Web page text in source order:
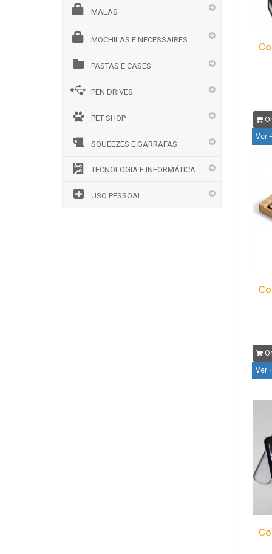
MALAS
MOCHILAS E NECESSAIRES
PASTAS E CASES
PEN DRIVES
PET SHOP
SQUEEZES E GARRAFAS
TECNOLOGIA E INFORMÁTICA
USO PESSOAL
Ver
Ver